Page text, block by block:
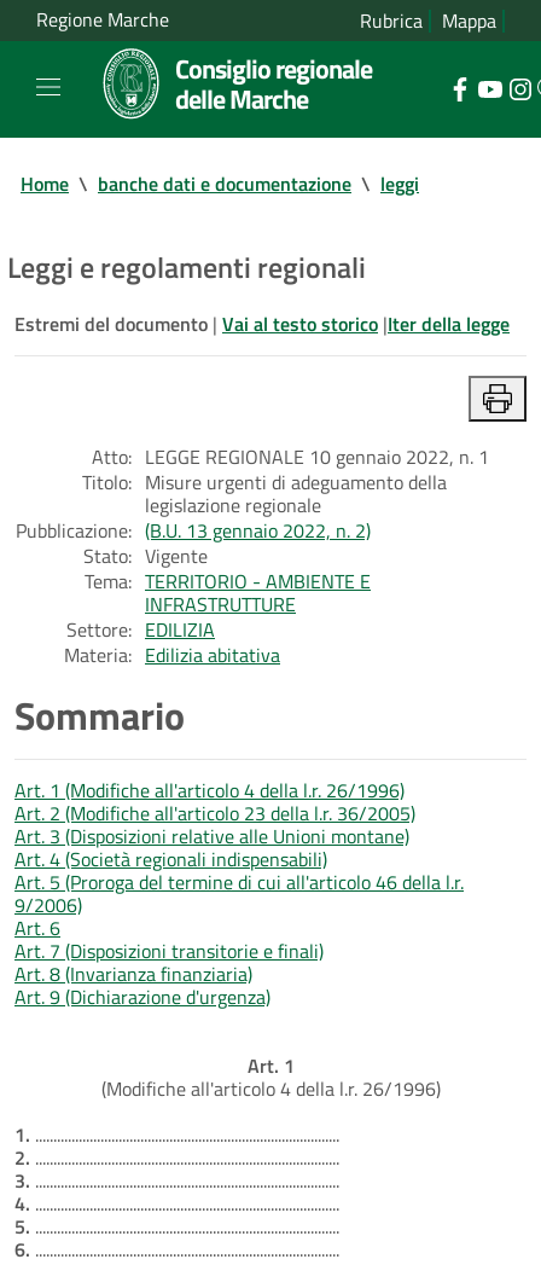
Regione Marche Rubrica Mappa
Consiglio regionale
delle Marche
Home \ banche dati e documentazione \ leggi
Leggi e regolamenti regionali
Estremi del documento | Vai al testo storico |Iter della legge
Atto: LEGGE REGIONALE 10 gennaio 2022, n. 1
Titolo: Misure urgenti di adeguamento della
legislazione regionale
Pubblicazione: (B.U. 13 gennaio 2022, n. 2)
Stato: Vigente
Tema: TERRITORIO - AMBIENTE E
INFRASTRUTTURE
Settore: EDILIZIA
Materia: Edilizia abitativa
Sommario
Art. 1 (Modifiche all'articolo 4 della l.r. 26/1996)
Art. 2 (Modifiche all'articolo 23 della l.r. 36/2005)
Art. 3 (Disposizioni relative alle Unioni montane)
Art. 4 (Società regionali indispensabili)
Art. 5 (Proroga del termine di cui all'articolo 46 della l.r.
9/2006)
Art. 6
Art. 7 (Disposizioni transitorie e finali)
Art. 8 (Invarianza finanziaria)
Art. 9 (Dichiarazione d'urgenza)
Art. 1
(Modifiche all'articolo 4 della l.r. 26/1996)
1. ....................................................................................
2. ....................................................................................
3. ....................................................................................
4. ....................................................................................
5. ....................................................................................
6. ....................................................................................